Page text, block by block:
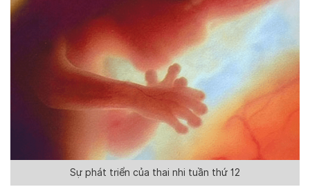
Sự phát triển của thai nhi tuần thứ 12